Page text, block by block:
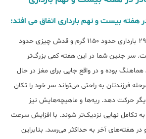
هفته بیست و نهم بارداری اتفاق می افتد:
وزن فرزند شما در هفته 29 بارداری حدود 1150 گرم و قدش چیزی حدود
سر جنین شما در این هفته کمی بزرگ‌تر
بوده و در واقع جایی برای مغز در حال
فرزندتان به راحتی می‌تواند سر خود را تکان
حرکت دهد. ریه‌ها و ماهیچه‌هایش نیز
تکامل نهایی نزدیک‌تر شوند. با افزایش سرعت
در هفته‌های آخر به حداکثر می‌رسد. بنابراین